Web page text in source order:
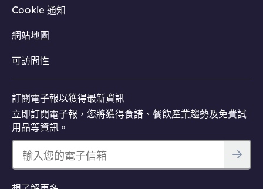
Cookie 通知
網站地圖
可訪問性
訂閱電子報以獲得最新資訊
立即訂閱電子報，您將獲得食譜、餐飲產業趨勢及免費試
用品等資訊。
輸入您的電子信箱